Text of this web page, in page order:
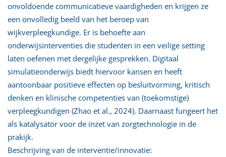
onvoldoende communicatieve vaardigheden en krijgen ze
een onvolledig beeld van het beroep van
wijkverpleegkundige. Er is behoefte aan
onderwijsinterventies die studenten in een veilige setting
laten oefenen met dergelijke gesprekken. Digitaal
simulatieonderwijs biedt hiervoor kansen en heeft
aantoonbaar positieve effecten op besluitvorming, kritisch
denken en klinische competenties van (toekomstige)
verpleegkundigen (Zhao et al., 2024). Daarnaast fungeert het
als katalysator voor de inzet van zorgtechnologie in de
prakijk.
Beschrijving van de interventie/innovatie: